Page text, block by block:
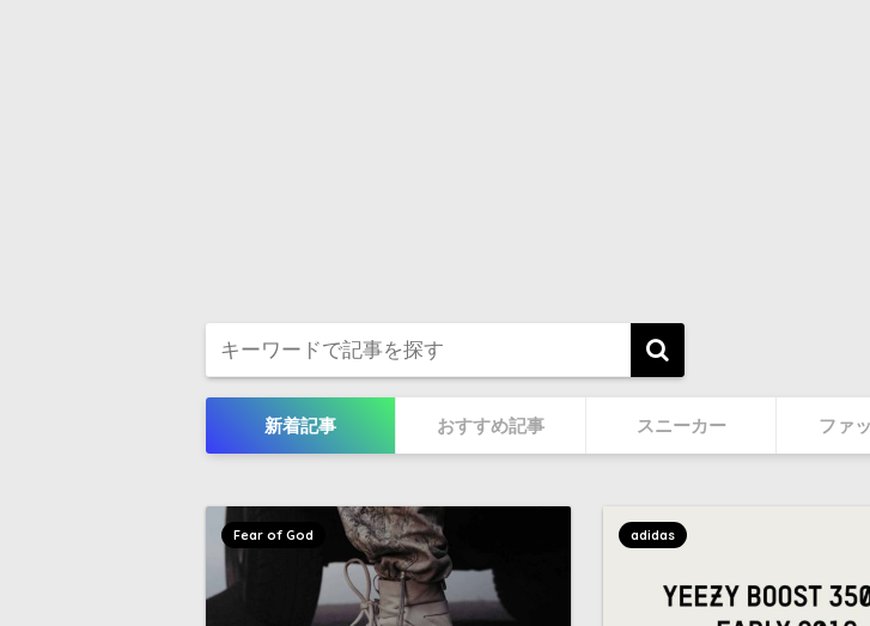
新着記事 おすすめ記事 スニーカー ファ
Fear of God adidas